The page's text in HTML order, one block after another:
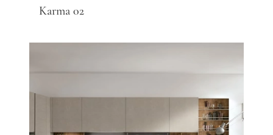
Karma 02